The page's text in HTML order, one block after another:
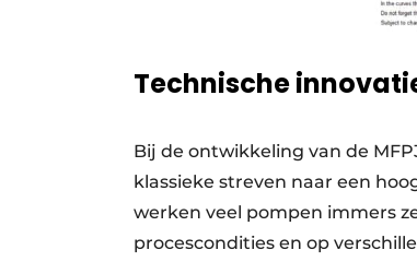
Technische
Bij de ontwikkeling van de
klassieke streven naar een
werken veel pompen immers
procescondities en op